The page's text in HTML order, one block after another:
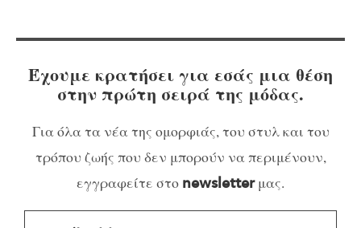
Έχουμε κρατήσει για εσάς μια θέση
στην πρώτη σειρά της μόδας.
Για όλα τα νέα της ομορφιάς, του στυλ και του
τρόπου ζωής που δεν μπορούν να περιμένουν,
εγγραφείτε στο newsletterμας.